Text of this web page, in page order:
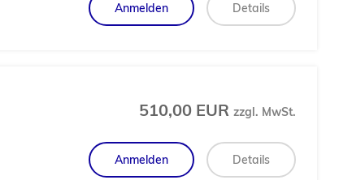
Anmelden Details
510,00 EUR zzgl. MwSt.
Anmelden Details